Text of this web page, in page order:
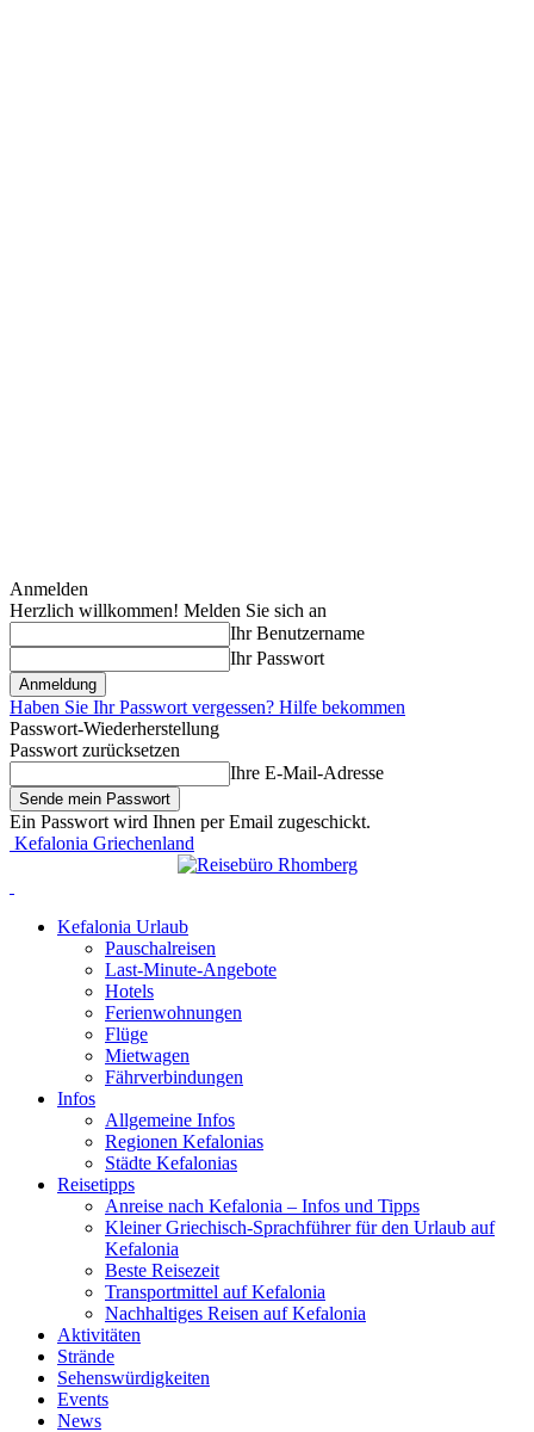
Anmelden
Herzlich willkommen! Melden Sie sich an
Ihr Benutzername
Ihr Passwort
Haben Sie Ihr Passwort vergessen? Hilfe bekommen
Passwort-Wiederherstellung
Passwort zurücksetzen
Ihre E-Mail-Adresse
Ein Passwort wird Ihnen per Email zugeschickt.
Kefalonia Griechenland
Kefalonia Urlaub
Pauschalreisen
Last-Minute-Angebote
Hotels
Ferienwohnungen
Flüge
Mietwagen
Fährverbindungen
Infos
Allgemeine Infos
Regionen Kefalonias
Städte Kefalonias
Reisetipps
Anreise nach Kefalonia – Infos und Tipps
Kleiner Griechisch-Sprachführer für den Urlaub auf
Kefalonia
Beste Reisezeit
Transportmittel auf Kefalonia
Nachhaltiges Reisen auf Kefalonia
Aktivitäten
Strände
Sehenswürdigkeiten
Events
News